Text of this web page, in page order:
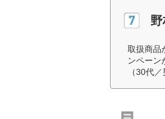
取扱商品
ンペーン
（30代／